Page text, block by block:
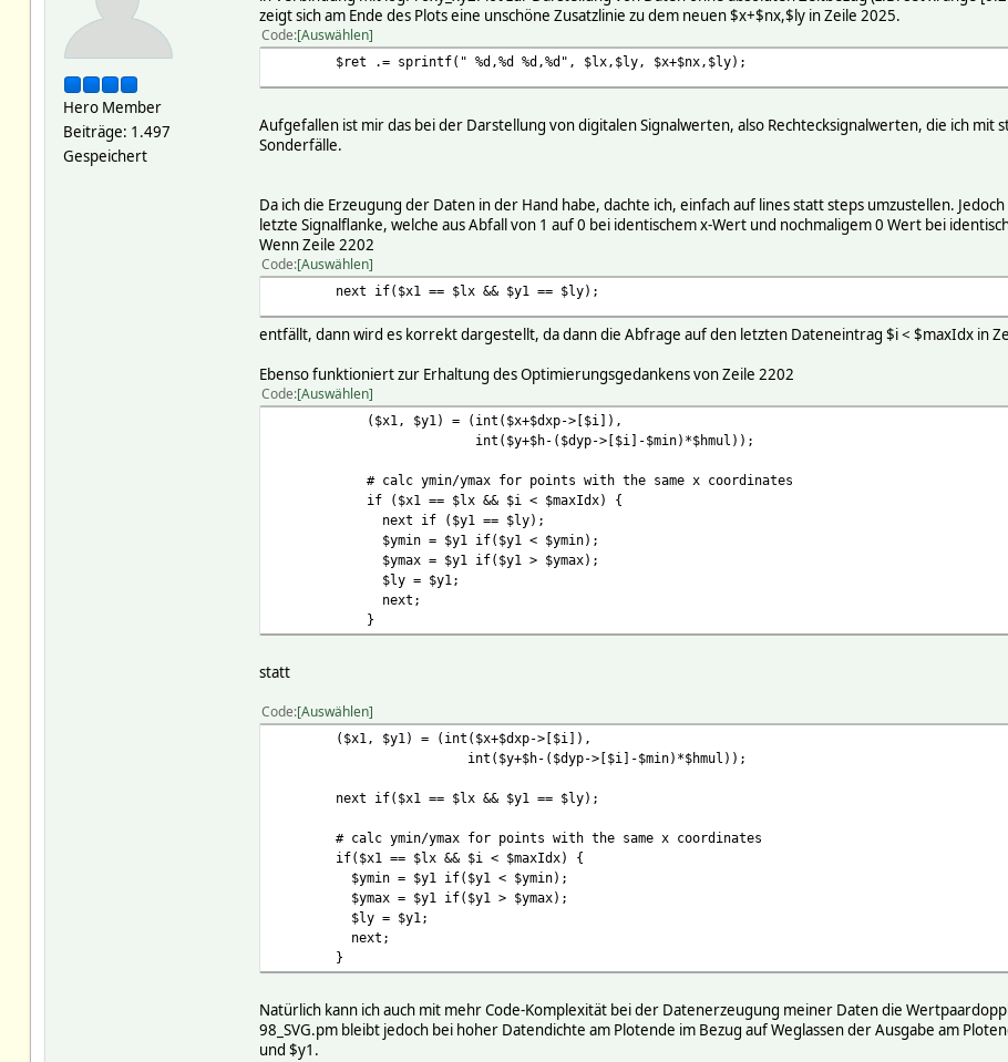
Hero Member
Beiträge: 1.497
Gespeichert
zeigt sich am Ende des Plots eine unschöne Zusatzlinie zu dem neuen $x+$nx,$ly in Zeile 2025.
Code Auswählen
$ret .= sprintf(" %d,%d %d,%d", $lx,$ly, $x+$nx,$ly);
Aufgefallen ist mir das bei der Darstellung von digitalen Signalwerten, also Rechtecksignalwerten, die ich mit
Sonderfälle.
Da ich die Erzeugung der Daten in der Hand habe, dachte ich, einfach auf lines statt steps umzustellen.
letzte Signalflanke, welche aus Abfall von 1 auf 0 bei identischem x-Wert und nochmaligem 0 Wert bei
Wenn Zeile 2202
Code Auswählen
next if($x1 == $lx && $y1 == $ly);
entfällt, dann wird es korrekt dargestellt, da dann die Abfrage auf den letzten Dateneintrag $i < $maxIdx in
Ebenso funktioniert zur Erhaltung des Optimierungsgedankens von Zeile 2202
Code Auswählen
($x1, $y1) = (int($x+$dxp->[$i]),
int($y+$h-($dyp->[$i]-$min)*$hmul));
# calc ymin/ymax for points with the same x coordinates
if ($x1 == $lx && $i < $maxIdx) {
next if ($y1 == $ly);
$ymin = $y1 if($y1 < $ymin);
$ymax = $y1 if($y1 > $ymax);
$ly = $y1;
next;
}
statt
Code Auswählen
($x1, $y1) = (int($x+$dxp->[$i]),
int($y+$h-($dyp->[$i]-$min)*$hmul));
next if($x1 == $lx && $y1 == $ly);
# calc ymin/ymax for points with the same x coordinates
if($x1 == $lx && $i < $maxIdx) {
$ymin = $y1 if($y1 < $ymin);
$ymax = $y1 if($y1 > $ymax);
$ly = $y1;
next;
}
Natürlich kann ich auch mit mehr Code-Komplexität bei der Datenerzeugung meiner Daten die
98_SVG.pm bleibt jedoch bei hoher Datendichte am Plotende im Bezug auf Weglassen der Ausgabe am
und $y1.